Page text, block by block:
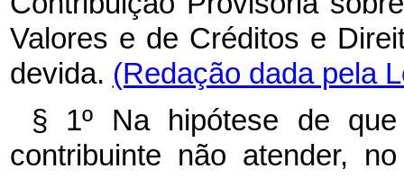
Valores e de Créditos e
devida. (Redação dada pela
§ 1º Na hipótese de
contribuinte não atender,